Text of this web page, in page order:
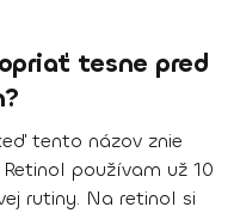
tesne pred
tento názov znie
používam už 10
rutiny. Na retinol si